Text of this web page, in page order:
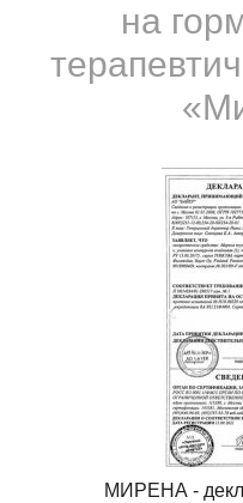
на
МИРЕНА -